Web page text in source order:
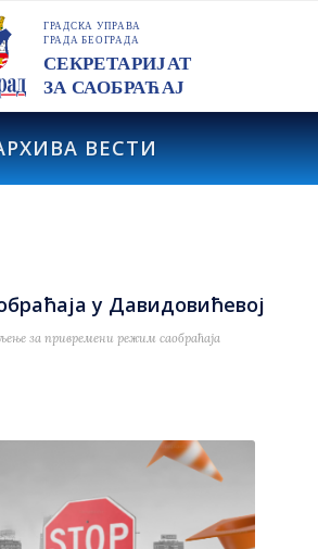
ВЕСТИ
у Давидовићевој
за привремени режим саобраћаја